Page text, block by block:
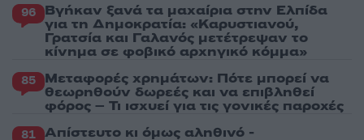
96 Βγήκαν ξανά τα μαχαίρια στην Ελπίδα
για τη Δημοκρατία: «Καρυστιανού,
Γρατσία και Γαλανός μετέτρεψαν το
κίνημα σε φοβικό αρχηγικό κόμμα»
85 Μεταφορές χρημάτων: Πότε μπορεί να
θεωρηθούν δωρεές και να επιβληθεί
φόρος – Τι ισχυεί για τις γονικές παροχές
81 Απίστευτο κι όμως αληθινό -